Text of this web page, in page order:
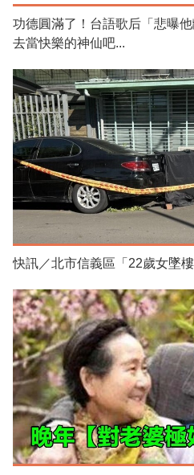
功德圓滿了！台語歌后「悲曝
去當快樂的神仙吧...
快訊／北市信義區「22歲女墜